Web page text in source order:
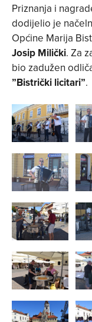
Priznanja i
dodijelio je
Općine Marija
Josip Milički. Za
bio zadužen
”Bistrički licitari”.